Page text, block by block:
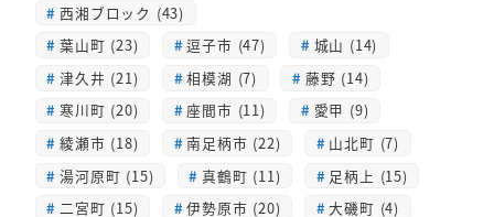
西湘ブロック (43)
葉山町 (23)
逗子市 (47)
城山 (14)
津久井 (21)
相模湖 (7)
藤野 (14)
寒川町 (20)
座間市 (11)
愛甲 (9)
綾瀬市 (18)
南足柄市 (22)
山北町 (7)
湯河原町 (15)
真鶴町 (11)
足柄上 (15)
二宮町 (15)
伊勢原市 (20)
大磯町 (4)